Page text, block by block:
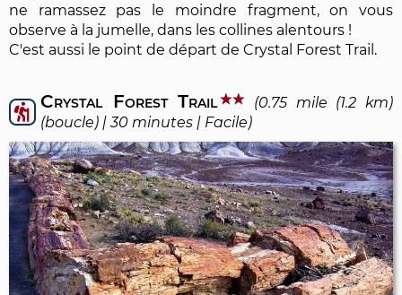
ne ramassez pas le moindre fragment, on vous
observe à la jumelle, dans les collines alentours !
C'est aussi le point de départ de Crystal Forest Trail.
Crystal Forest Trail
(0.75 mile (1.2 km)
(boucle) | 30 minutes | Facile)